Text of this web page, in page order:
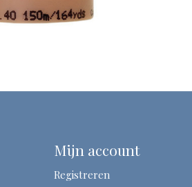
Mijn account
Registreren